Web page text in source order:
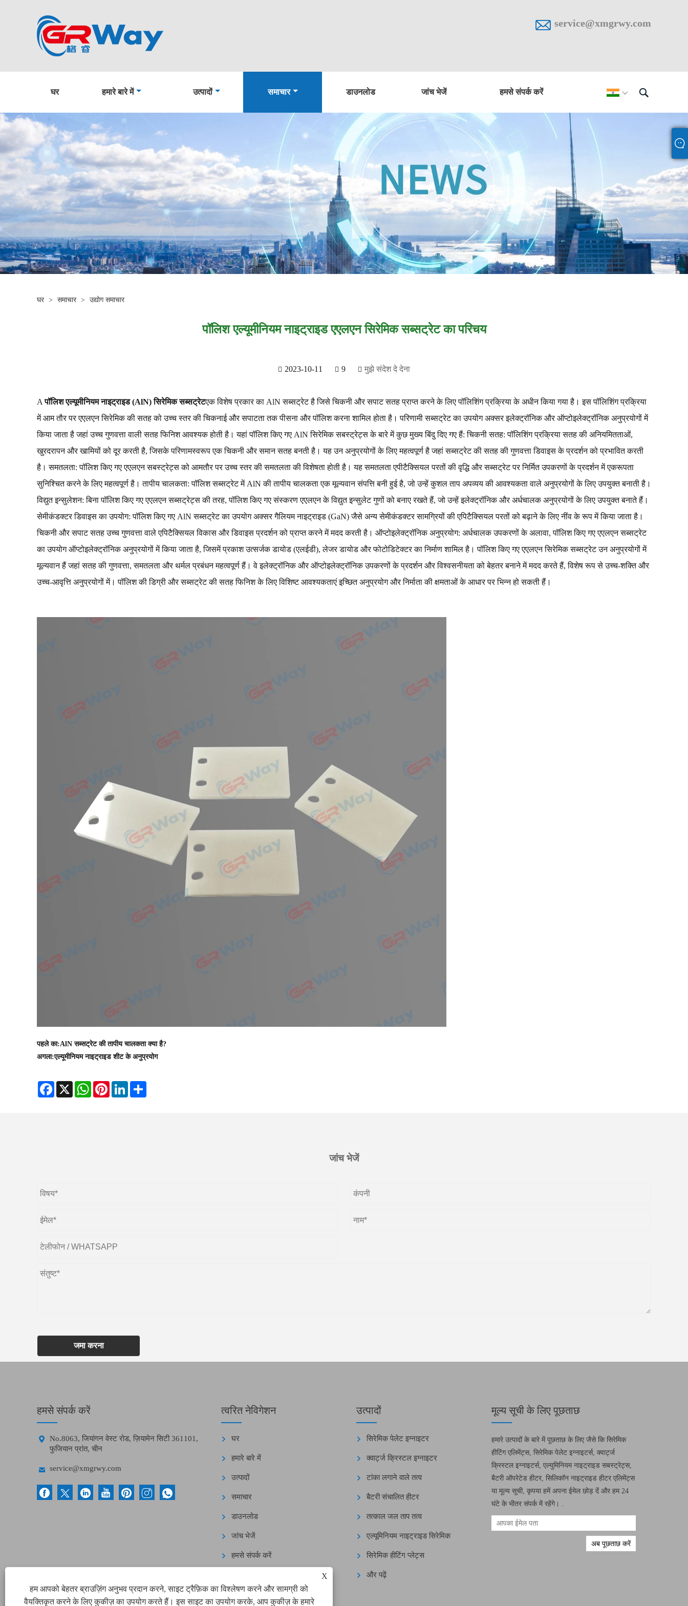
 service@xmgrwy.com
 
घर हमारे बारे में उत्पादों समाचार डाउनलोड जांच भेजें हमसे संपर्क करें
घर > समाचार > उद्योग समाचार
पॉलिश एल्यूमीनियम नाइट्राइड एएलएन सिरेमिक सब्सट्रेट का परिचय
2023-10-11 9 मुझे संदेश दे देना
Aपॉलिश एल्यूमीनियम नाइट्राइड (AlN) सिरेमिक सब्सट्रेटएक विशेष प्रकार का AlN सब्सट्रेट है जिसे चिकनी और सपाट सतह प्राप्त करने के लिए पॉलिशिंग प्रक्रिया के अधीन किया गया है। इस पॉलिशिंग प्रक्रिया
में आम तौर पर एएलएन सिरेमिक की सतह को उच्च स्तर की चिकनाई और सपाटता तक पीसना और पॉलिश करना शामिल होता है। परिणामी सब्सट्रेट का उपयोग अक्सर इलेक्ट्रॉनिक और ऑप्टोइलेक्ट्रॉनिक अनुप्रयोगों में
किया जाता है जहां उच्च गुणवत्ता वाली सतह फिनिश आवश्यक होती है। यहां पॉलिश किए गए AlN सिरेमिक सबस्ट्रेट्स के बारे में कुछ मुख्य बिंदु दिए गए हैं: चिकनी सतह: पॉलिशिंग प्रक्रिया सतह की अनियमितताओं,
खुरदरापन और खामियों को दूर करती है, जिसके परिणामस्वरूप एक चिकनी और समान सतह बनती है। यह उन अनुप्रयोगों के लिए महत्वपूर्ण है जहां सब्सट्रेट की सतह की गुणवत्ता डिवाइस के प्रदर्शन को प्रभावित करती
है। समतलता: पॉलिश किए गए एएलएन सबस्ट्रेट्स को आमतौर पर उच्च स्तर की समतलता की विशेषता होती है। यह समतलता एपीटैक्सियल परतों की वृद्धि और सब्सट्रेट पर निर्मित उपकरणों के प्रदर्शन में एकरूपता
सुनिश्चित करने के लिए महत्वपूर्ण है। तापीय चालकता: पॉलिश सब्सट्रेट में AlN की तापीय चालकता एक मूल्यवान संपत्ति बनी हुई है, जो उन्हें कुशल ताप अपव्यय की आवश्यकता वाले अनुप्रयोगों के लिए उपयुक्त बनाती है।
विद्युत इन्सुलेशन: बिना पॉलिश किए गए एएलएन सब्सट्रेट्स की तरह, पॉलिश किए गए संस्करण एएलएन के विद्युत इन्सुलेट गुणों को बनाए रखते हैं, जो उन्हें इलेक्ट्रॉनिक और अर्धचालक अनुप्रयोगों के लिए उपयुक्त बनाते हैं।
सेमीकंडक्टर डिवाइस का उपयोग: पॉलिश किए गए AlN सब्सट्रेट का उपयोग अक्सर गैलियम नाइट्राइड (GaN) जैसे अन्य सेमीकंडक्टर सामग्रियों की एपिटैक्सियल परतों को बढ़ाने के लिए नींव के रूप में किया जाता है।
चिकनी और सपाट सतह उच्च गुणवत्ता वाले एपिटैक्सियल विकास और डिवाइस प्रदर्शन को प्राप्त करने में मदद करती है। ऑप्टोइलेक्ट्रॉनिक अनुप्रयोग: अर्धचालक उपकरणों के अलावा, पॉलिश किए गए एएलएन सब्सट्रेट
का उपयोग ऑप्टोइलेक्ट्रॉनिक अनुप्रयोगों में किया जाता है, जिसमें प्रकाश उत्सर्जक डायोड (एलईडी), लेजर डायोड और फोटोडिटेक्टर का निर्माण शामिल है। पॉलिश किए गए एएलएन सिरेमिक सब्सट्रेट उन अनुप्रयोगों में
मूल्यवान हैं जहां सतह की गुणवत्ता, समतलता और थर्मल प्रबंधन महत्वपूर्ण हैं। वे इलेक्ट्रॉनिक और ऑप्टोइलेक्ट्रॉनिक उपकरणों के प्रदर्शन और विश्वसनीयता को बेहतर बनाने में मदद करते हैं, विशेष रूप से उच्च-शक्ति और
उच्च-आवृत्ति अनुप्रयोगों में। पॉलिश की डिग्री और सब्सट्रेट की सतह फिनिश के लिए विशिष्ट आवश्यकताएं इच्छित अनुप्रयोग और निर्माता की क्षमताओं के आधार पर भिन्न हो सकती हैं।
पहले का:AlN सब्सट्रेट की तापीय चालकता क्या है?
अगला:एल्यूमीनियम नाइट्राइड शीट के अनुप्रयोग
Facebook
X WhatsAppPinterestLinkedIn
जांच भेजें
जमा करना
X
हम आपको बेहतर ब्राउज़िंग अनुभव प्रदान करने, साइट ट्रैफ़िक का विश्लेषण करने और सामग्री को
वैयक्तिकृत करने के लिए कुकीज़ का उपयोग करते हैं। इस साइट का उपयोग करके, आप कुकीज़ के हमारे
हमसे संपर्क करें

No.8063, जियांगन वेस्ट रोड, ज़ियामेन सिटी 361101,
फुजियान प्रांत, चीन
 service@xmgrwy.com
त्वरित नेविगेशन
घर
हमारे बारे में
उत्पादों
समाचार
डाउनलोड
जांच भेजें
हमसे संपर्क करें
उत्पादों
सिरेमिक पेलेट इग्नाइटर
क्वार्ट्ज क्रिस्टल इग्नाइटर
टांका लगाने वाले तत्व
बैटरी संचालित हीटर
तत्काल जल ताप तत्व
एल्यूमिनियम नाइट्राइड सिरेमिक
सिरेमिक हीटिंग प्लेट्स
और पढ़ें
मूल्य सूची के लिए पूछताछ
हमारे उत्पादों के बारे में पूछताछ के लिए जैसे कि सिरेमिक
हीटिंग एलिमेंट्स, सिरेमिक पेलेट इग्नाइटर्स, क्वार्ट्ज
क्रिस्टल इग्नाइटर्स, एल्युमिनियम नाइट्राइड सबस्ट्रेट्स,
बैटरी ऑपरेटेड हीटर, सिलिकॉन नाइट्राइड हीटर एलिमेंट्स
या मूल्य सूची, कृपया हमें अपना ईमेल छोड़ दें और हम 24
घंटे के भीतर संपर्क में रहेंगे। .